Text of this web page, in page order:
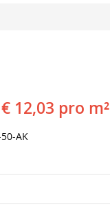
€ 12,03 pro m²
AK